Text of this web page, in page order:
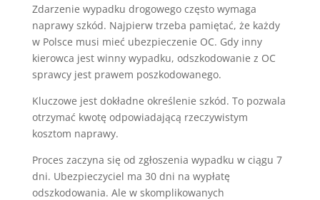
Zdarzenie wypadku drogowego często wymaga
naprawy szkód. Najpierw trzeba pamiętać, że każdy
w Polsce musi mieć ubezpieczenie OC. Gdy inny
kierowca jest winny wypadku, odszkodowanie z OC
sprawcy jest prawem poszkodowanego.
Kluczowe jest dokładne określenie szkód. To pozwala
otrzymać kwotę odpowiadającą rzeczywistym
kosztom naprawy.
Proces zaczyna się od zgłoszenia wypadku w ciągu 7
dni. Ubezpieczyciel ma 30 dni na wypłatę
odszkodowania. Ale w skomplikowanych